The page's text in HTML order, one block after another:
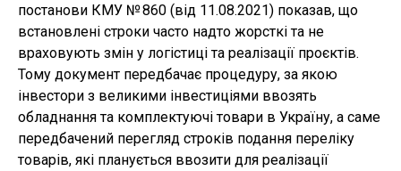
постанови КМУ № 860 (від 11.08.2021) показав, що
встановлені строки часто надто жорсткі та не
враховують змін у логістиці та реалізації проєктів.
Тому документ передбачає процедуру, за якою
інвестори з великими інвестиціями ввозять
обладнання та комплектуючі товари в Україну, а саме
передбачений перегляд строків подання переліку
товарів, які планується ввозити для реалізації